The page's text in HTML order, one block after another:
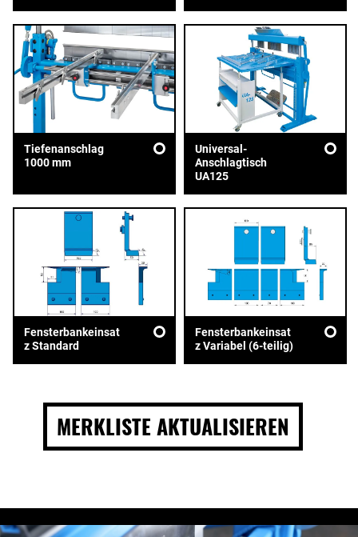
Tiefenanschlag
1000 mm
Universal-
Anschlagtisch
UA125
Fensterbankeinsat
z Standard
Fensterbankeinsat
z Variabel (6-teilig)
MERKLISTE AKTUALISIEREN